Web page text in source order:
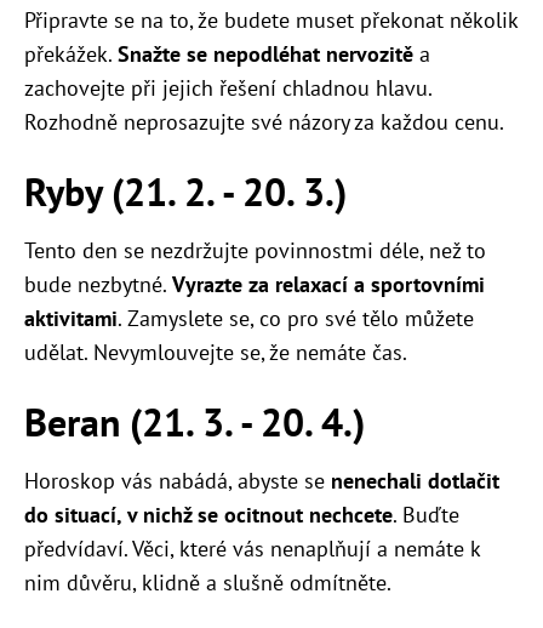
Připravte se na to, že budete muset překonat několik
překážek. Snažte se nepodléhat nervozitě a
zachovejte při jejich řešení chladnou hlavu.
Rozhodně neprosazujte své názory za každou cenu.
Ryby (21. 2. - 20. 3.)
Tento den se nezdržujte povinnostmi déle, než to
bude nezbytné. Vyrazte za relaxací a sportovními
aktivitami. Zamyslete se, co pro své tělo můžete
udělat. Nevymlouvejte se, že nemáte čas.
Beran (21. 3. - 20. 4.)
Horoskop vás nabádá, abyste se nenechali dotlačit
do situací, v nichž se ocitnout nechcete. Buďte
předvídaví. Věci, které vás nenaplňují a nemáte k
nim důvěru, klidně a slušně odmítněte.